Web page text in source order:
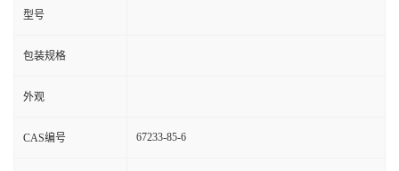
型号
包装规格
外观
CAS编号 67233-85-6